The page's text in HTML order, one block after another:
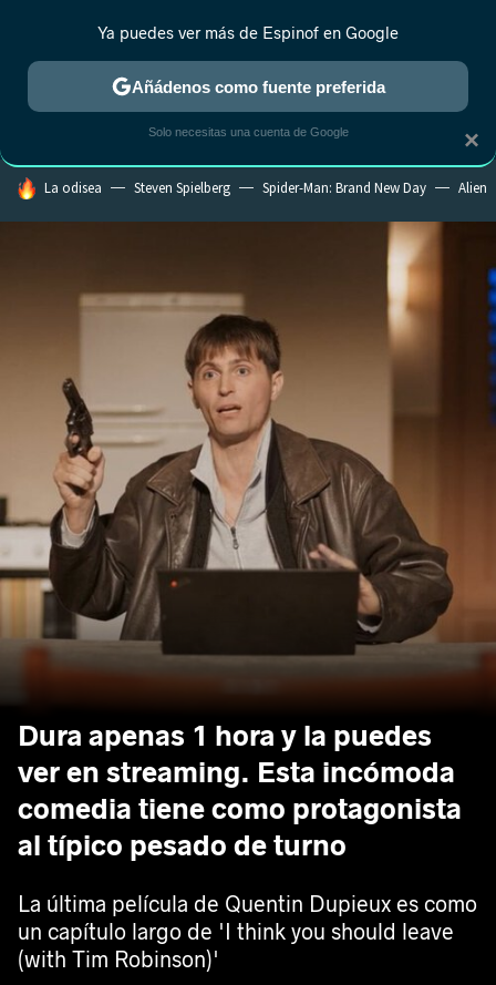
ESTRENOS REALITY ANIME RANKINGS CINE
HOY SE HABLA DE
La odisea Steven Spielberg Spider-Man: Brand New Day Alien
Dura apenas 1 hora y la puedes
ver en streaming. Esta incómoda
comedia tiene como protagonista
al típico pesado de turno
La última película de Quentin Dupieux es como
un capítulo largo de 'I think you should leave
(with Tim Robinson)'
×
Ya puedes ver más de Espinof en Google
Añádenos como fuente preferida
Solo necesitas una cuenta de Google